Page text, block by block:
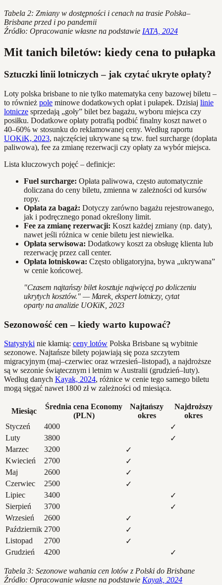
Tabela 2: Zmiany w dostępności i cenach na trasie Polska–
Brisbane przed i po pandemii
Źródło: Opracowanie własne na podstawie IATA, 2024
Mit tanich biletów: kiedy cena to pułapka
Sztuczki linii lotniczych – jak czytać ukryte opłaty?
Loty polska brisbane to nie tylko matematyka ceny bazowej biletu –
to również pole minowe dodatkowych opłat i pułapek. Dzisiaj linie
lotnicze sprzedają „goły” bilet bez bagażu, wyboru miejsca czy
posiłku. Dodatkowe opłaty potrafią podbić finalny koszt nawet o
40–60% w stosunku do reklamowanej ceny. Według raportu
UOKiK, 2023, najczęściej ukrywane są tzw. fuel surcharge (dopłata
paliwowa), fee za zmianę rezerwacji czy opłaty za wybór miejsca.
Lista kluczowych pojęć – definicje:
Fuel surcharge: Opłata paliwowa, często automatycznie
doliczana do ceny biletu, zmienna w zależności od kursów
ropy.
Opłata za bagaż: Dotyczy zarówno bagażu rejestrowanego,
jak i podręcznego ponad określony limit.
Fee za zmianę rezerwacji: Koszt każdej zmiany (np. daty),
nawet jeśli różnica w cenie biletu jest niewielka.
Opłata serwisowa: Dodatkowy koszt za obsługę klienta lub
rezerwację przez call center.
Opłata lotniskowa: Często obligatoryjna, bywa „ukrywana”
w cenie końcowej.
"Czasem najtańszy bilet kosztuje najwięcej po doliczeniu
ukrytych kosztów." — Marek, ekspert lotniczy, cytat
oparty na analizie UOKiK, 2023
Sezonowość cen – kiedy warto kupować?
Statystyki nie kłamią: ceny lotów Polska Brisbane są wybitnie
sezonowe. Najtańsze bilety pojawiają się poza szczytem
migracyjnym (maj–czerwiec oraz wrzesień–listopad), a najdroższe
są w sezonie świątecznym i letnim w Australii (grudzień–luty).
Według danych Kayak, 2024, różnice w cenie tego samego biletu
mogą sięgać nawet 1800 zł w zależności od miesiąca.
Miesiąc
Średnia cena Economy
(PLN)
Najtańszy
okres
Najdroższy
okres
Styczeń
4000
✓
Luty
3800
✓
Marzec
3200
✓
Kwiecień
2700
✓
Maj
2600
✓
Czerwiec
2500
✓
Lipiec
3400
✓
Sierpień
3700
✓
Wrzesień
2600
✓
Październik 2700
✓
Listopad
2700
✓
Grudzień
4200 ✓
Tabela 3: Sezonowe wahania cen lotów z Polski do Brisbane
Źródło: Opracowanie własne na podstawie Kayak, 2024